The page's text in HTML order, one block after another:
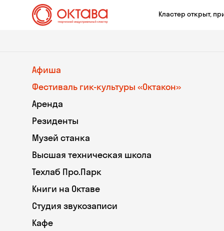
Кластер открыт,
Афиша
Фестиваль гик-культуры «Октакон»
Аренда
Резиденты
Музей станка
Высшая техническая школа
Техлаб Про.Парк
Книги на Октаве
Студия звукозаписи
Кафе